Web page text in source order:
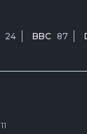
24 BBC 87
11